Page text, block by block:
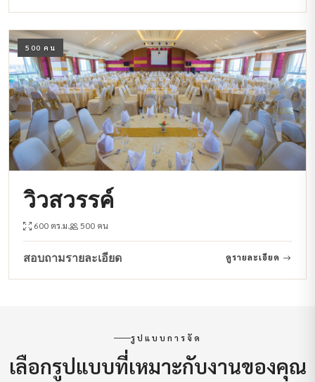
500 คน
วิวสวรรค์
600 ตร.ม. 500 คน
สอบถามรายละเอียด ดูรายละเอียด
รูปแบบการจัด
เลือกรูปแบบที่เหมาะกับงานของคุณ